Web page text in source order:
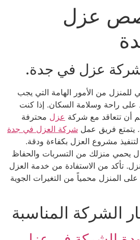
عزل
عزل في جدة.
للمنزل من الأمور الهامة التي يجب
على راحة وسلامة السكان. إذا كنت
أن تتعاقد مع شركة عزل محترفة
يتمتع فريق عمل شركة العزل في جدة
لتنفيذ مشروع العزل بكفاءة ودقة.
يحمي منزلك من التسربات والحفاظ
تأكد من الاستفادة من خدمة العزل
المنزل محمياً من التغيرات الجوية